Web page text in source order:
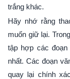
trắng khác.
Hãy nhớ rằng
muốn giữ lại.
tập hợp các
nhất. Các đoạn
quay lại chính